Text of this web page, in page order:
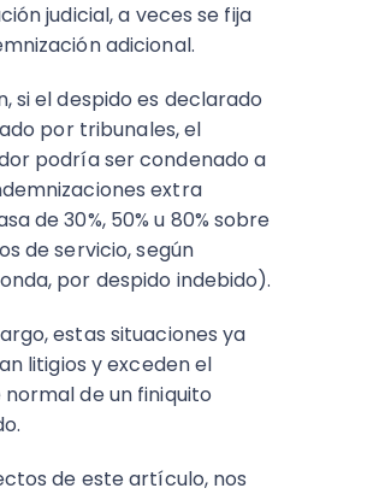
judicial, a veces se fija
adicional.
si el despido es declarado
por tribunales, el
podría ser condenado a
extra
de 30%, 50% u 80% sobre
de servicio, según
por despido indebido).
estas situaciones ya
litigios y exceden el
de un finiquito
de este artículo, nos